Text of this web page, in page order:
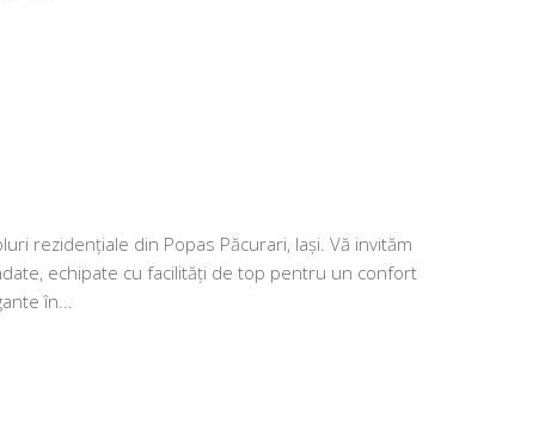
rezidențiale din Popas Păcurari, Iași. Vă invităm
echipate cu facilități de top pentru un confort
în...